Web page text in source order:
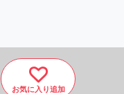
お気に入り追加